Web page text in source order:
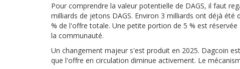
Pour comprendre la valeur potentielle de DAGS, il faut
milliards de jetons DAGS. Environ 3 milliards ont déjà
% de l'offre totale. Une petite portion de 5 % est
la communauté.
Un changement majeur s'est produit en 2025. Dagcoin
que l'offre en circulation diminue activement. Le